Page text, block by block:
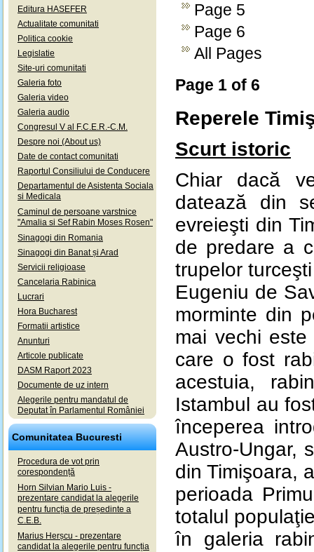
Editura HASEFER
Actualitate comunitati
Politica cookie
Legislatie
Site-uri comunitati
Galeria foto
Galeria video
Galeria audio
Congresul V al F.C.E.R.-C.M.
Despre noi (About us)
Date de contact comunitati
Raportul Consiliului de Conducere
Departamentul de Asistenta Sociala
si Medicala
Caminul de persoane varstnice
"Amalia si Sef Rabin Moses Rosen"
Sinagogi din Romania
Sinagogi din Banat și Arad
Servicii religioase
Cancelaria Rabinica
Lucrari
Hora Bucharest
Formatii artistice
Anunturi
Articole publicate
DASM Raport 2023
Documente de uz intern
Alegerile pentru mandatul de
Deputat în Parlamentul României
Comunitatea Bucuresti
Procedura de vot prin
corespondență
Horn Silvian Mario Luis -
prezentare candidat la alegerile
pentru funcția de președinte a
C.E.B.
Marius Herșcu - prezentare
candidat la alegerile pentru funcția
Page 5
Page 6
All Pages
Page 1 of 6
Reperele
Scurt istoric
Chiar dacă
datează din
evreieşti din
de predare a
trupelor
Eugeniu de
morminte din
mai vechi
care o fost
acestuia,
Istambul au
începerea
Austro-Ungar,
din Timişoara,
perioada
totalul
în galeria